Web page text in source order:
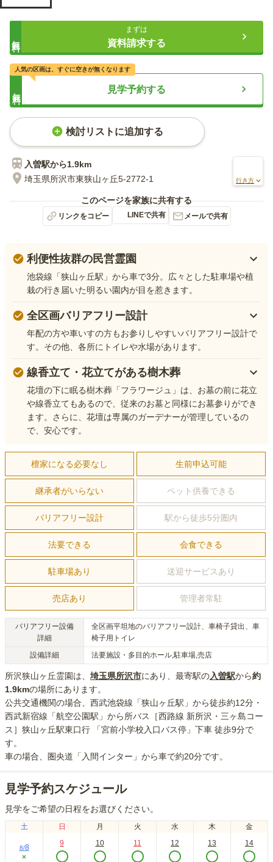
まずは
資料請求する
見学予約する
人気の区画は、すぐに空きが無くなります
検討リストに追加する
入曽駅から1.9km
埼玉県所沢市東狭山ヶ丘5-2772-1
行き方
このページを家族に共有する
リンクをコピー LINEで共有 メールで共有
利便性抜群の民営霊園
池袋線「狭山ヶ丘駅」から車で3分。広々とした駐車場や植
栽の行き届いた明るい園内が目を惹きます。
全区画バリアフリー設計
年配の方や車いすの方もお参りしやすいバリアフリー設計で
す。その他、各所にトイレや水場があります。
線香立て・花立てがある樹木葬
花壇の下に眠る樹木葬「フラワージュ」は、お墓の前に花立
や線香立てもあるので、従来のお墓と同様にお墓参りができ
ます。さらに、花壇は専属のガーデナーが管理しているの
で、安心です。
檀家になる必要なし 生前申込可能
継承者がいらない ペット供養できる
バリアフリー設計 駅から徒歩5分圏内
法要できる 会食できる
駐車場あり 送迎サービスあり
売店あり 管理者常駐
バリアフリー設備
詳細
全区画平坦地のバリアフリー設計、車椅子貸出、車
椅子用トイレ
設備詳細
法要施設・多目的ホール,駐車場,売店
所沢狭山ヶ丘霊園は、 埼玉県所沢市にあり 、最寄駅の入曽駅から約
1.9kmの場所にあり ます。
公共交通機関の場合、西武池袋線「狭山ヶ丘駅」から徒歩約12分・
西武新宿線「航空公園駅」から所バス［西路線 新所沢・三ヶ島コー
ス］狭山ヶ丘駅東口行 「宮前小学校入口バス停」下車 徒歩9分で
す。
車の場合、圏央道「入間インター」から車で約20分です。
見学予約スケジュール
見学をご希望の日程をお選びください。
土 日 月 火 水 木 金
8/8
×
9 10 11 12 13 14